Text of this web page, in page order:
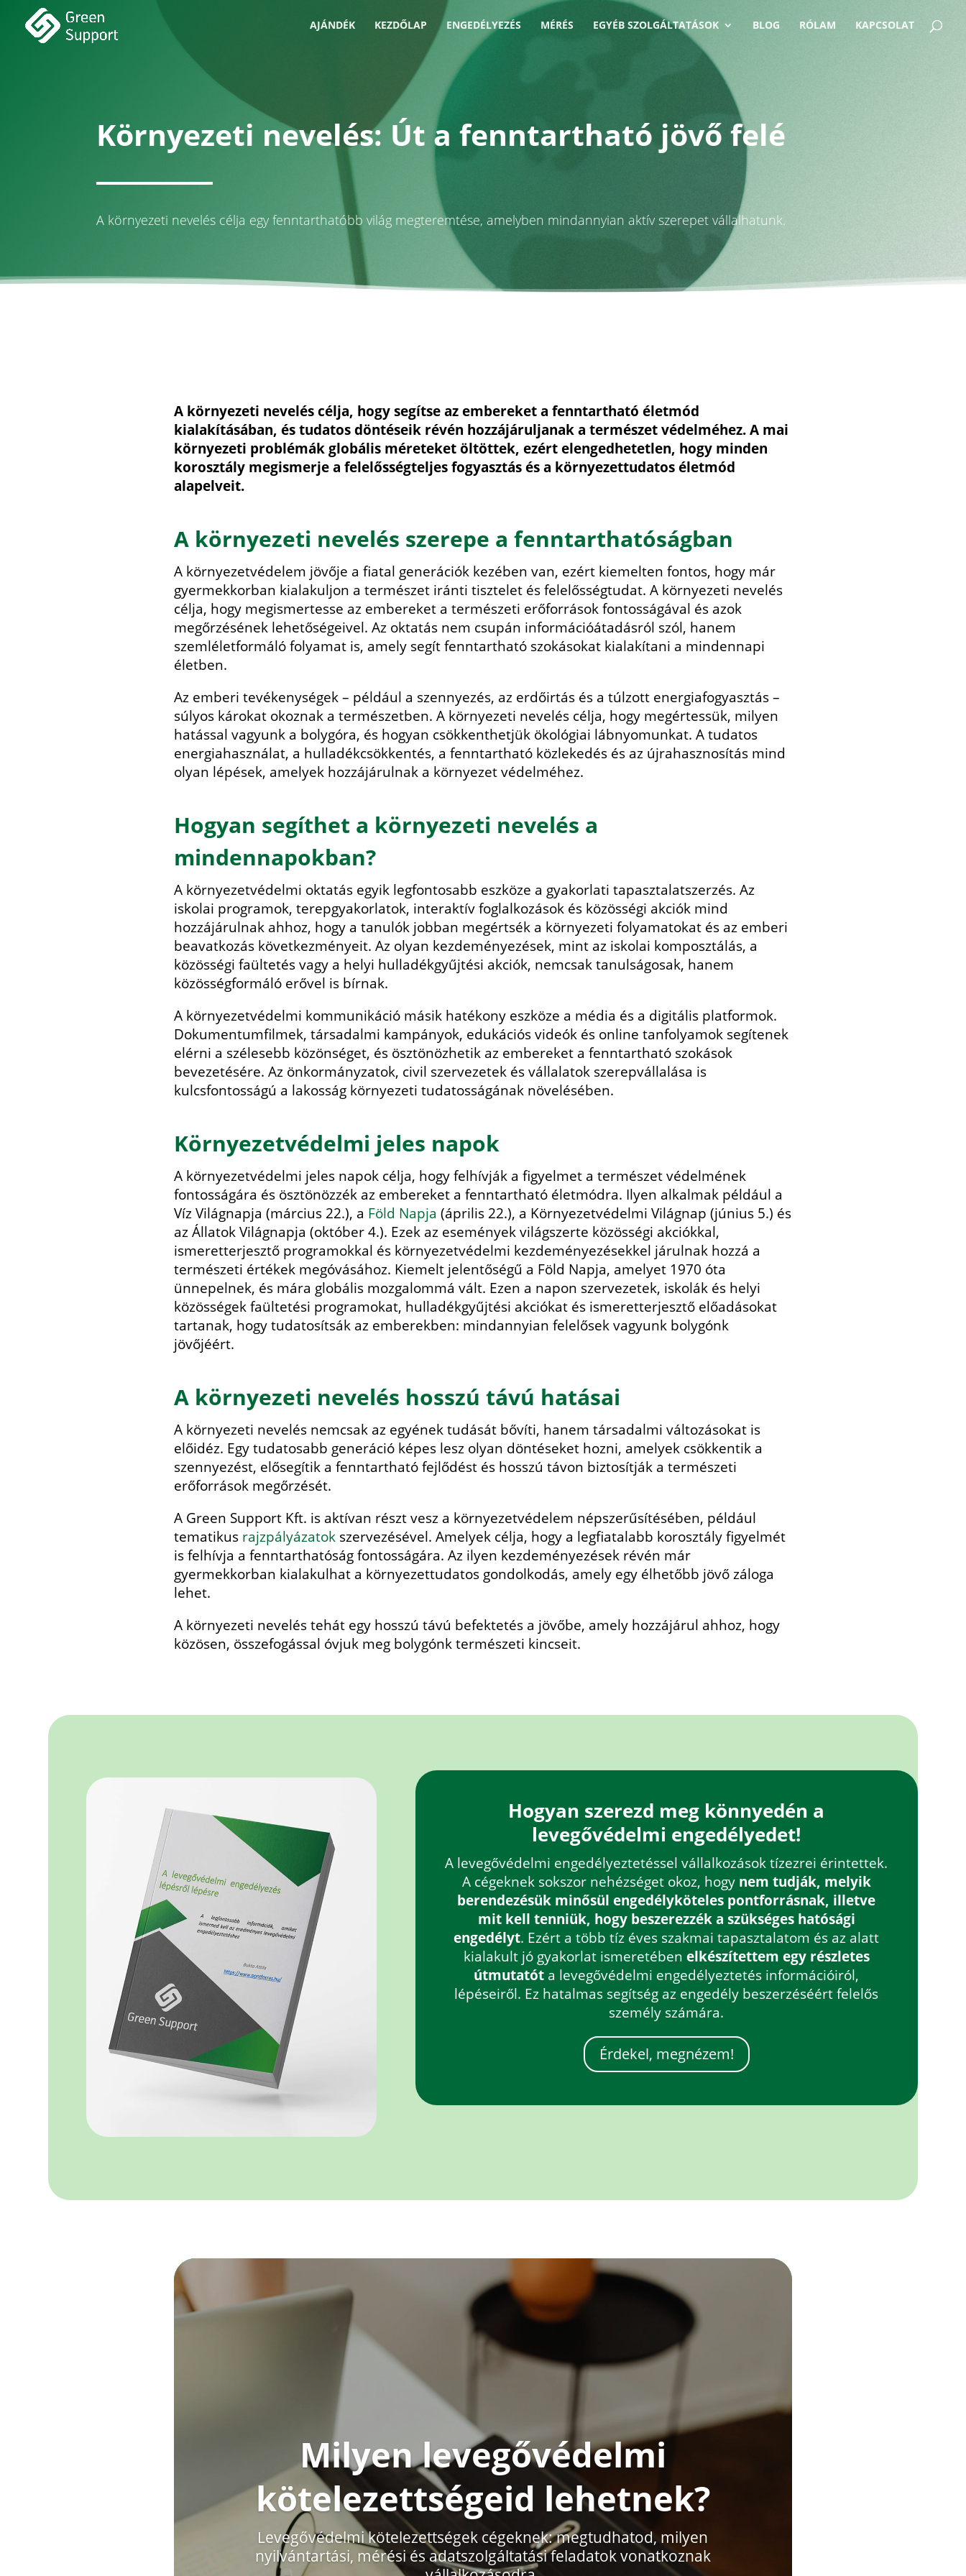
AJÁNDÉK KEZDŐLAP ENGEDÉLYEZÉS MÉRÉS EGYÉB SZOLGÁLTATÁSOK BLOG RÓLAM KAPCSOLAT
Környezeti nevelés: Út a fenntartható jövő felé
A környezeti nevelés célja egy fenntarthatóbb világ megteremtése, amelyben mindannyian aktív szerepet vállalhatunk.
A környezeti nevelés célja, hogy segítse az embereket a fenntartható életmód
kialakításában, és tudatos döntéseik révén hozzájáruljanak a természet védelméhez. A mai
környezeti problémák globális méreteket öltöttek, ezért elengedhetetlen, hogy minden
korosztály megismerje a felelősségteljes fogyasztás és a környezettudatos életmód
alapelveit.
A környezeti nevelés szerepe a fenntarthatóságban
A környezetvédelem jövője a fiatal generációk kezében van, ezért kiemelten fontos, hogy már
gyermekkorban kialakuljon a természet iránti tisztelet és felelősségtudat. A környezeti nevelés
célja, hogy megismertesse az embereket a természeti erőforrások fontosságával és azok
megőrzésének lehetőségeivel. Az oktatás nem csupán információátadásról szól, hanem
szemléletformáló folyamat is, amely segít fenntartható szokásokat kialakítani a mindennapi
életben.
Az emberi tevékenységek – például a szennyezés, az erdőirtás és a túlzott energiafogyasztás –
súlyos károkat okoznak a természetben. A környezeti nevelés célja, hogy megértessük, milyen
hatással vagyunk a bolygóra, és hogyan csökkenthetjük ökológiai lábnyomunkat. A tudatos
energiahasználat, a hulladékcsökkentés, a fenntartható közlekedés és az újrahasznosítás mind
olyan lépések, amelyek hozzájárulnak a környezet védelméhez.
Hogyan segíthet a környezeti nevelés a
mindennapokban?
A környezetvédelmi oktatás egyik legfontosabb eszköze a gyakorlati tapasztalatszerzés. Az
iskolai programok, terepgyakorlatok, interaktív foglalkozások és közösségi akciók mind
hozzájárulnak ahhoz, hogy a tanulók jobban megértsék a környezeti folyamatokat és az emberi
beavatkozás következményeit. Az olyan kezdeményezések, mint az iskolai komposztálás, a
közösségi faültetés vagy a helyi hulladékgyűjtési akciók, nemcsak tanulságosak, hanem
közösségformáló erővel is bírnak.
A környezetvédelmi kommunikáció másik hatékony eszköze a média és a digitális platformok.
Dokumentumfilmek, társadalmi kampányok, edukációs videók és online tanfolyamok segítenek
elérni a szélesebb közönséget, és ösztönözhetik az embereket a fenntartható szokások
bevezetésére. Az önkormányzatok, civil szervezetek és vállalatok szerepvállalása is
kulcsfontosságú a lakosság környezeti tudatosságának növelésében.
Környezetvédelmi jeles napok
A környezetvédelmi jeles napok célja, hogy felhívják a figyelmet a természet védelmének
fontosságára és ösztönözzék az embereket a fenntartható életmódra. Ilyen alkalmak például a
Víz Világnapja (március 22.), a Föld Napja (április 22.), a Környezetvédelmi Világnap (június 5.) és
az Állatok Világnapja (október 4.). Ezek az események világszerte közösségi akciókkal,
ismeretterjesztő programokkal és környezetvédelmi kezdeményezésekkel járulnak hozzá a
természeti értékek megóvásához. Kiemelt jelentőségű a Föld Napja, amelyet 1970 óta
ünnepelnek, és mára globális mozgalommá vált. Ezen a napon szervezetek, iskolák és helyi
közösségek faültetési programokat, hulladékgyűjtési akciókat és ismeretterjesztő előadásokat
tartanak, hogy tudatosítsák az emberekben: mindannyian felelősek vagyunk bolygónk
jövőjéért.
A környezeti nevelés hosszú távú hatásai
A környezeti nevelés nemcsak az egyének tudását bővíti, hanem társadalmi változásokat is
előidéz. Egy tudatosabb generáció képes lesz olyan döntéseket hozni, amelyek csökkentik a
szennyezést, elősegítik a fenntartható fejlődést és hosszú távon biztosítják a természeti
erőforrások megőrzését.
A Green Support Kft. is aktívan részt vesz a környezetvédelem népszerűsítésében, például
tematikus rajzpályázatokszervezésével. Amelyek célja, hogy a legfiatalabb korosztály figyelmét
is felhívja a fenntarthatóság fontosságára. Az ilyen kezdeményezések révén már
gyermekkorban kialakulhat a környezettudatos gondolkodás, amely egy élhetőbb jövő záloga
lehet.
A környezeti nevelés tehát egy hosszú távú befektetés a jövőbe, amely hozzájárul ahhoz, hogy
közösen, összefogással óvjuk meg bolygónk természeti kincseit.
Hogyan szerezd meg könnyedén a
levegővédelmi engedélyedet!
A levegővédelmi engedélyeztetéssel vállalkozások tízezrei érintettek.
A cégeknek sokszor nehézséget okoz, hogy nem tudják, melyik
berendezésük minősül engedélyköteles pontforrásnak, illetve
mit kell tenniük, hogy beszerezzék a szükséges hatósági
engedélyt. Ezért a több tíz éves szakmai tapasztalatom és az alatt
kialakult jó gyakorlat ismeretében elkészítettem egy részletes
útmutatót a levegővédelmi engedélyeztetés információiról,
lépéseiről. Ez hatalmas segítség az engedély beszerzéséért felelős
személy számára.
Érdekel, megnézem!
Milyen levegővédelmi
kötelezettségeid lehetnek?
Levegővédelmi kötelezettségek cégeknek: megtudhatod, milyen
nyilvántartási, mérési és adatszolgáltatási feladatok vonatkoznak